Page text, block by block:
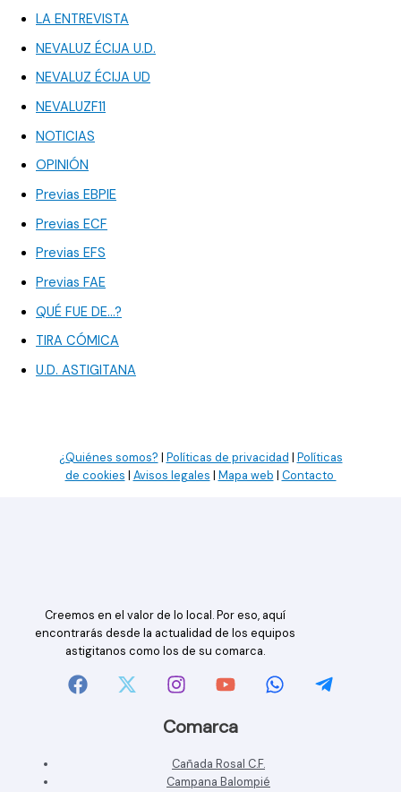
LA ENTREVISTA
NEVALUZ ÉCIJA U.D.
NEVALUZ ÉCIJA UD
NEVALUZF11
NOTICIAS
OPINIÓN
Previas EBPIE
Previas ECF
Previas EFS
Previas FAE
QUÉ FUE DE…?
TIRA CÓMICA
U.D. ASTIGITANA
¿Quiénes somos? | Políticas de privacidad | Políticas
de cookies | Avisos legales | Mapa web | Contacto
Creemos en el valor de lo local. Por eso, aquí
encontrarás desde la actualidad de los equipos
astigitanos como los de su comarca.
Comarca
Cañada Rosal C.F.
Campana Balompié